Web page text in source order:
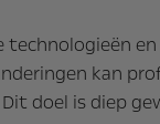
kan
doel is diep